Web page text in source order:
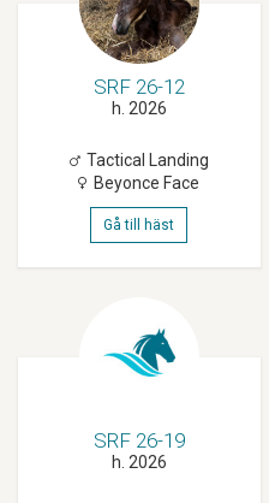
SRF 26-12
h. 2026
Tactical Landing
Beyonce Face
Gå till häst
SRF 26-19
h. 2026